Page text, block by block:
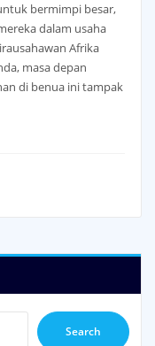
bermimpi besar,
dalam usaha
Afrika
masa depan
di benua ini tampak
Search